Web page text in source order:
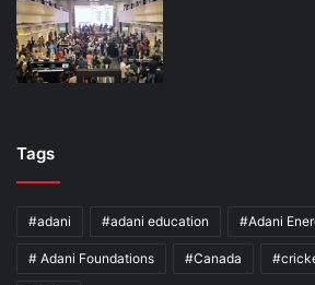
Tags
#adani #adani education #Adani
# Adani Foundations #Canada